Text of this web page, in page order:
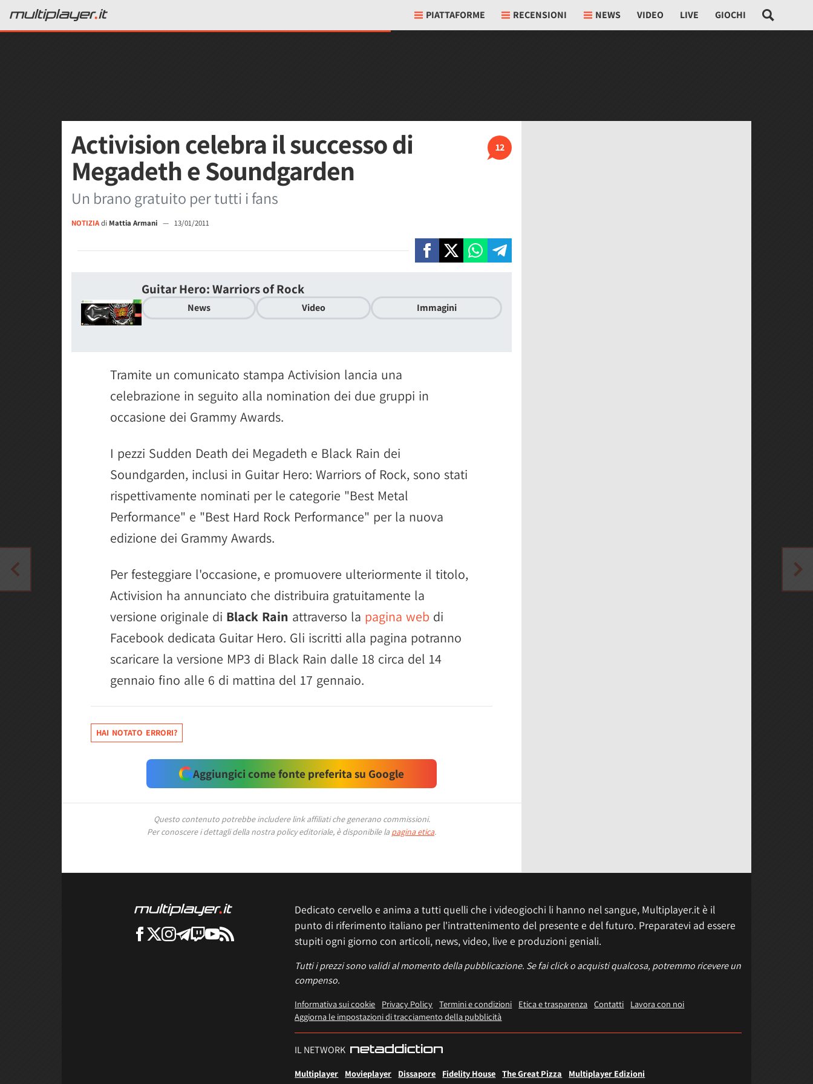
PIATTAFORME RECENSIONI NEWS VIDEO LIVE GIOCHI
12
Activision celebra il successo di
Megadeth e Soundgarden
Un brano gratuito per tutti i fans
NOTIZIAdi Mattia Armani — 13/01/2011
Guitar Hero: Warriors of Rock
News Video Immagini
Tramite un comunicato stampa Activision lancia una
celebrazione in seguito alla nomination dei due gruppi in
occasione dei Grammy Awards.
I pezzi Sudden Death dei Megadeth e Black Rain dei
Soundgarden, inclusi in Guitar Hero: Warriors of Rock, sono stati
rispettivamente nominati per le categorie "Best Metal
Performance" e "Best Hard Rock Performance" per la nuova
edizione dei Grammy Awards.
Per festeggiare l'occasione, e promuovere ulteriormente il titolo,
Activision ha annunciato che distribuira gratuitamente la
versione originale di Black Rain attraverso la pagina web di
Facebook dedicata Guitar Hero. Gli iscritti alla pagina potranno
scaricare la versione MP3 di Black Rain dalle 18 circa del 14
gennaio fino alle 6 di mattina del 17 gennaio.
HAI NOTATO ERRORI?
Aggiungici come fonte preferita su Google
Questo contenuto potrebbe includere link affiliati che generano commissioni.
Per conoscere i dettagli della nostra policy editoriale, è disponibile la pagina etica.
Dedicato cervello e anima a tutti quelli che i videogiochi li hanno nel sangue, Multiplayer.it è il
punto di riferimento italiano per l'intrattenimento del presente e del futuro. Preparatevi ad essere
stupiti ogni giorno con articoli, news, video, live e produzioni geniali.
Tutti i prezzi sono validi al momento della pubblicazione. Se fai click o acquisti qualcosa, potremmo ricevere un
compenso.
Informativa sui cookie Privacy Policy Termini e condizioni Etica e trasparenza Contatti
Lavora con noi
Aggiorna le impostazioni di tracciamento della pubblicità
IL NETWORK
Multiplayer Movieplayer Dissapore Fidelity House The Great Pizza Multiplayer Edizioni